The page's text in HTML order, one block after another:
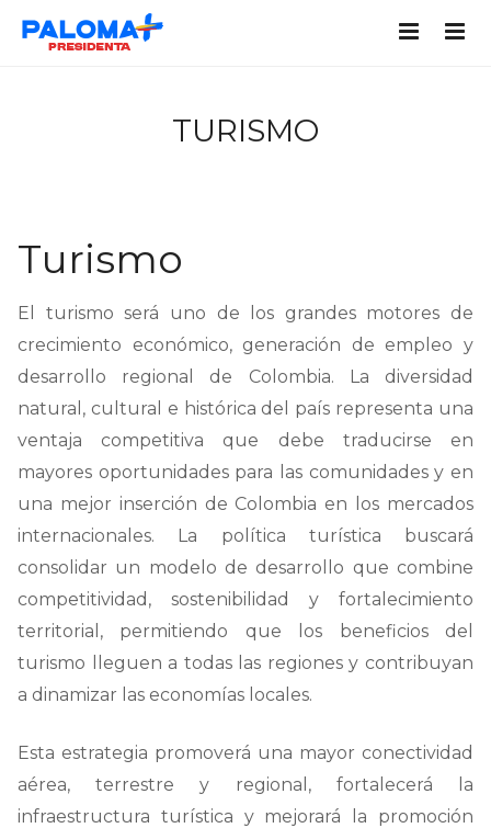
TURISMO
Turismo
El turismo será uno de los grandes motores de
crecimiento económico, generación de empleo y
desarrollo regional de Colombia. La diversidad
natural, cultural e histórica del país representa una
ventaja competitiva que debe traducirse en
mayores oportunidades para las comunidades y en
una mejor inserción de Colombia en los mercados
internacionales. La política turística buscará
consolidar un modelo de desarrollo que combine
competitividad, sostenibilidad y fortalecimiento
territorial, permitiendo que los beneficios del
turismo lleguen a todas las regiones y contribuyan
a dinamizar las economías locales.
Esta estrategia promoverá una mayor conectividad
aérea, terrestre y regional, fortalecerá la
infraestructura turística y mejorará la promoción